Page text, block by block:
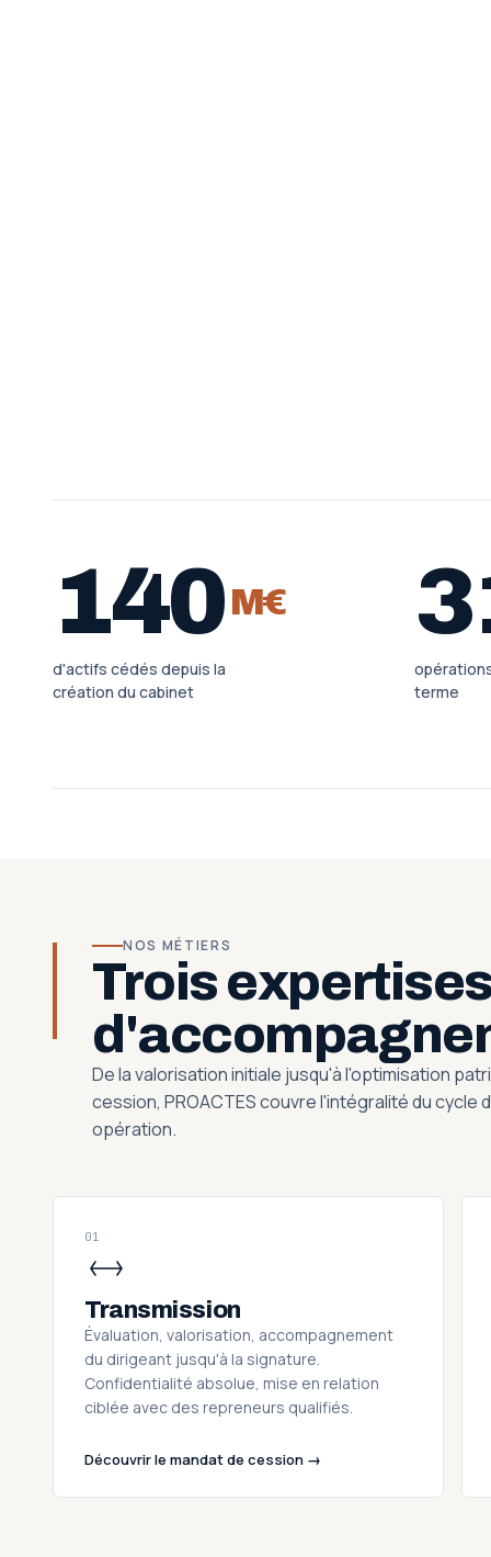
140M€
d'actifs cédés depuis la
création du cabinet
terme
NOS MÉTIERS
Trois
De la valorisation initiale jusqu'à l'optimisation
cession, PROACTES couvre l'intégralité du cycle
opération.
01
Transmission
Évaluation, valorisation, accompagnement
du dirigeant jusqu'à la signature.
Confidentialité absolue, mise en relation
ciblée avec des repreneurs qualifiés.
Découvrir le mandat de cession →